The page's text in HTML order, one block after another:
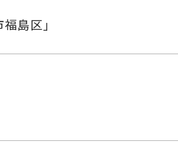
島区」